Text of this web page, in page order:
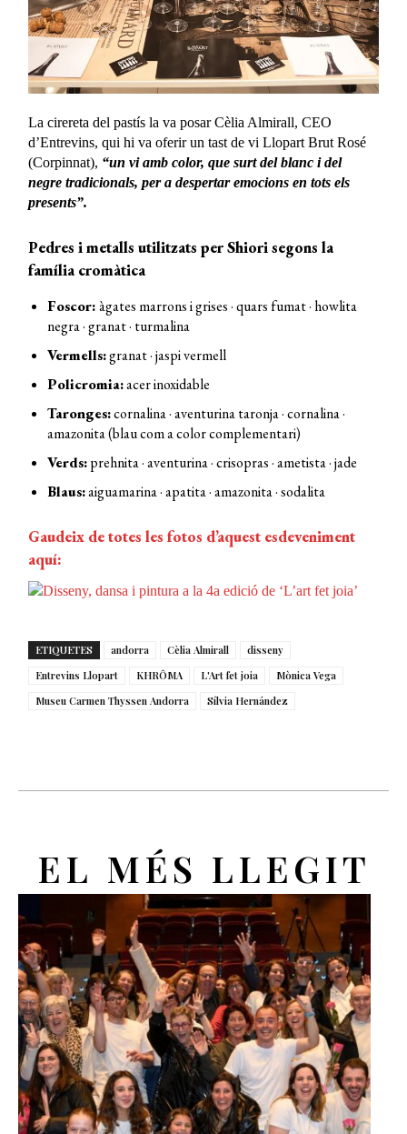
La cirereta del pastís la va posar Cèlia Almirall, CEO
d’Entrevins, qui hi va oferir un tast de vi Llopart Brut Rosé
(Corpinnat), “un vi amb color, que surt del blanc i del
negre tradicionals, per a despertar emocions en tots els
presents”.
Pedres i metalls utilitzats per Shiori segons la
família cromàtica
Foscor:àgates marrons i grises · quars fumat · howlita
negra · granat · turmalina
Vermells:granat · jaspi vermell
Policromia:acer inoxidable
Taronges:cornalina · aventurina taronja · cornalina ·
amazonita (blau com a color complementari)
Verds:prehnita · aventurina · crisopras · ametista · jade
Blaus:aiguamarina · apatita · amazonita · sodalita
Gaudeix de totes les fotos d’aquest esdeveniment
aquí:
ETIQUETES andorra Cèlia Almirall
disseny
Entrevins Llopart
KHRÔMA L'Art fet joia
Mònica Vega
Museu Carmen Thyssen Andorra
Sílvia Hernández
EL MÉS LLEGIT